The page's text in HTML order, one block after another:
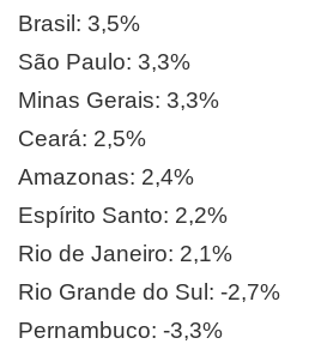
Brasil: 3,5%
São Paulo: 3,3%
Minas Gerais: 3,3%
Ceará: 2,5%
Amazonas: 2,4%
Espírito Santo: 2,2%
Rio de Janeiro: 2,1%
Rio Grande do Sul: -2,7%
Pernambuco: -3,3%